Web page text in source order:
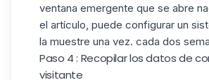
ventana emergente que se abre
el artículo, puede configurar un
la muestre una vez. cada dos
Paso 4 : Recopilar los datos de
visitante